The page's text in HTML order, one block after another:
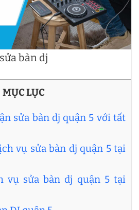
sửa bàn dj
MỤC LỤC
sửa bàn dj quận 5 với tất
vụ sửa bàn dj quận 5 tại
vụ sửa bàn dj quận 5 tại